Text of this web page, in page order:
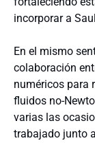
incorporar a
En el mismo
colaboración
numéricos para
fluidos no-
varias las
trabajado junto